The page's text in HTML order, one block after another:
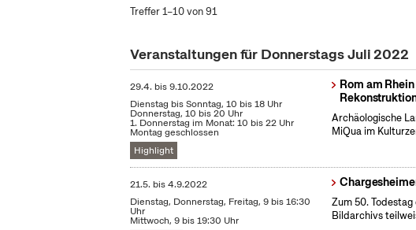
Treffer 1–10 von 91
Veranstaltungen für Donnerstags Juli 2022
29.4. bis9.10.2022
Dienstag bis Sonntag, 10 bis 18 Uhr
Donnerstag, 10 bis 20 Uhr
1. Donnerstag im Monat: 10 bis 22 Uhr
Montag geschlossen
Highlight
Rom am
Archäologische
MiQua im
21.5. bis4.9.2022
Dienstag, Donnerstag, Freitag, 9 bis 16:30
Uhr
Mittwoch, 9 bis 19:30 Uhr
Zum 50.
Bildarchivs